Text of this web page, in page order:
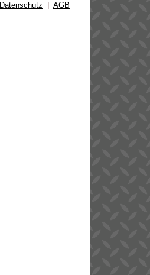
Datenschutz AGB